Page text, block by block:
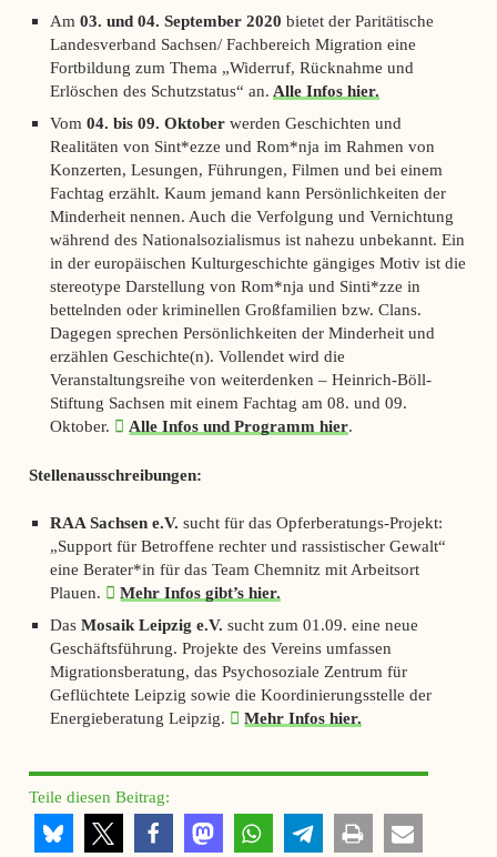
Am 03. und 04. September 2020 bietet der Paritätische
Landesverband Sachsen/ Fachbereich Migration eine
Fortbildung zum Thema „Widerruf, Rücknahme und
Erlöschen des Schutzstatus“ an. Alle Infos hier.
Vom 04. bis 09. Oktoberwerden Geschichten und
Realitäten von Sint*ezze und Rom*nja im Rahmen von
Konzerten, Lesungen, Führungen, Filmen und bei einem
Fachtag erzählt. Kaum jemand kann Persönlichkeiten der
Minderheit nennen. Auch die Verfolgung und Vernichtung
während des Nationalsozialismus ist nahezu unbekannt. Ein
in der europäischen Kulturgeschichte gängiges Motiv ist die
stereotype Darstellung von Rom*nja und Sinti*zze in
bettelnden oder kriminellen Großfamilien bzw. Clans.
Dagegen sprechen Persönlichkeiten der Minderheit und
erzählen Geschichte(n). Vollendet wird die
Veranstaltungsreihe von weiterdenken – Heinrich-Böll-
Stiftung Sachsen mit einem Fachtag am 08. und 09.
Oktober.
Alle Infos und Programm hier.
Stellenausschreibungen:
RAA Sachsen e.V. sucht für das Opferberatungs-Projekt:
„Support für Betroffene rechter und rassistischer Gewalt“
eine Berater*in für das Team Chemnitz mit Arbeitsort
Plauen.
Mehr Infos gibt’s hier.
Das Mosaik Leipzig e.V. sucht zum 01.09. eine neue
Geschäftsführung. Projekte des Vereins umfassen
Migrationsberatung, das Psychosoziale Zentrum für
Geflüchtete Leipzig sowie die Koordinierungsstelle der
Energieberatung Leipzig.
Mehr Infos hier.
Teile diesen Beitrag: